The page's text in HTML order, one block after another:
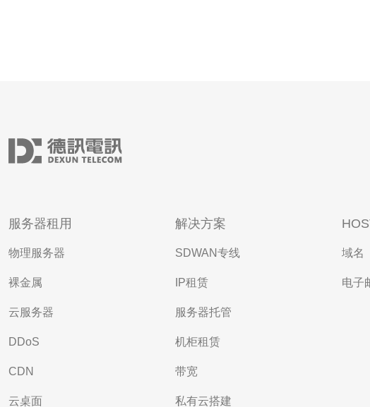
服务器租用
物理服务器
裸金属
云服务器
DDoS
CDN
云桌面
解决方案
SDWAN专线
IP租赁
服务器托管
机柜租赁
带宽
私有云搭建
域名
电子